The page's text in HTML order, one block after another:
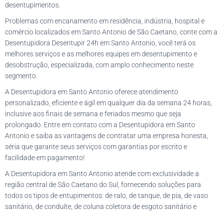
desentupimentos.
Problemas com encanamento em residência, indústria, hospital e
comércio localizados em Santo Antonio de São Caetano, conte com a
Desentupidora Desentupir 24h em Santo Antonio, você terá os
melhores serviços e as melhores equipes em desentupimento e
desobstrução, especializada, com amplo conhecimento neste
segmento.
A Desentupidora em Santo Antonio oferece atendimento
personalizado, eficiente e ágil em qualquer dia da semana 24 horas,
inclusive aos finais de semana e feriados mesmo que seja
prolongado. Entre em contato com a Desentupidora em Santo
Antonio e saiba as vantagens de contratar uma empresa honesta,
séria que garante seus serviços com garantias por escrito e
facilidade em pagamento!
A Desentupidora em Santo Antonio atende com exclusividade a
região central de São Caetano do Sul, fornecendo soluções para
todos os tipos de entupimentos: de ralo, de tanque, de pia, de vaso
sanitário, de conduíte, de coluna coletora de esgoto sanitário e